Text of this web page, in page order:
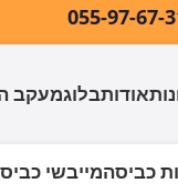
אודותבלוגמעקב
כביסהמייבשי